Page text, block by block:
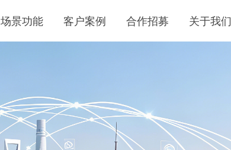
场景功能 客户案例 合作招募 关于我们